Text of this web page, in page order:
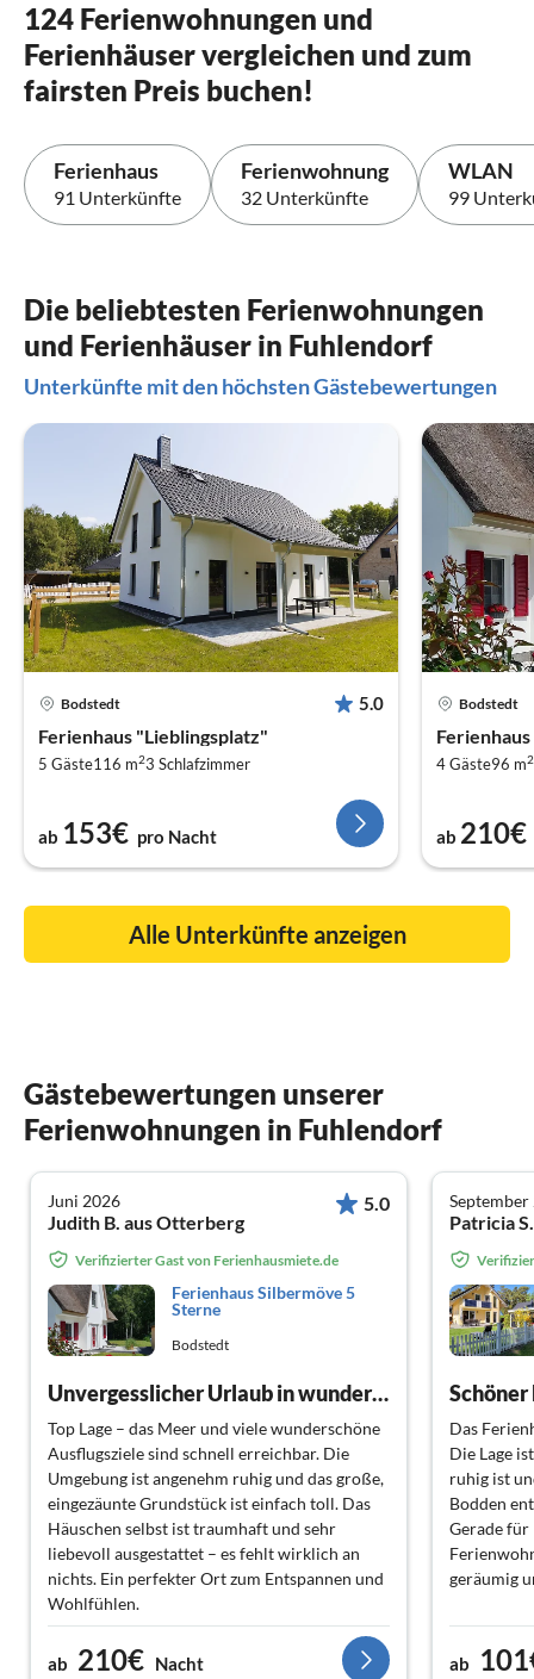
124 Ferienwohnungen und
Ferienhäuser vergleichen und zum
fairsten Preis buchen!
Ferienhaus
91 Unterkünfte
Ferienwohnung
32 Unterkünfte
WLAN
99
Die beliebtesten Ferienwohnungen
und Ferienhäuser in Fuhlendorf
Unterkünfte mit den höchsten Gästebewertungen
Bodstedt 5.0
Ferienhaus "Lieblingsplatz"
5 Gäste116 m23 Schlafzimmer
ab 153€ pro Nacht
Bodstedt
4 Gäste96 m2
ab 210€
Alle Unterkünfte anzeigen
Gästebewertungen unserer
Ferienwohnungen in Fuhlendorf
Juni 2026
Judith B. aus Otterberg
5.0
Verifizierter Gast von Ferienhausmiete.de
Ferienhaus Silbermöve 5
Sterne
Bodstedt
Unvergesslicher Urlaub in wunderschönem Ferienhaus
Top Lage – das Meer und viele wunderschöne
Ausflugsziele sind schnell erreichbar. Die
Umgebung ist angenehm ruhig und das große,
eingezäunte Grundstück ist einfach toll. Das
Häuschen selbst ist traumhaft und sehr
liebevoll ausgestattet – es fehlt wirklich an
nichts. Ein perfekter Ort zum Entspannen und
Wohlfühlen.
Eine kleine Anmerkung habe ich dennoch: Im
ab 210€ Nacht
September
Patricia
Das
Die Lage
ruhig ist
Bodden
Gerade für
geräumig
Die
Wünsche
ab